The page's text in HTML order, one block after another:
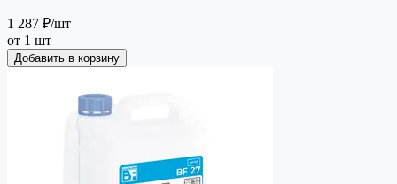
1 287 ₽/шт
от 1 шт
Добавить в корзину